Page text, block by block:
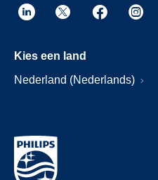
Kies een land
Nederland (Nederlands)